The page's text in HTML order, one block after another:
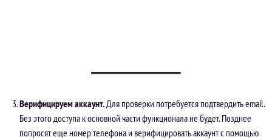
Верифицируем аккаунт.Для проверки потребуется подтвердить email.
Без этого доступа к основной части функционала не будет. Позднее
попросят еще номер телефона и верифицировать аккаунт с помощью